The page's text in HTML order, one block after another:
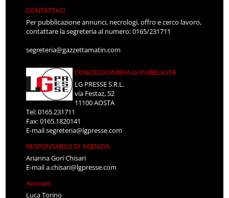
CONTATTACI
Per pubblicazione annunci, necrologi, offro e cerco lavoro,
contattare la segreteria al numero: 0165/231711
segreteria@gazzettamatin.com
CONCESSIONARIA DI PUBBLICITÀ
LG PRESSE S.R.L.
via Festaz, 52
11100 AOSTA
Tel: 0165.231711
Fax: 0165.1820141
E-mailsegreteria@lgpresse.com
RESPONSABILE DI AGENZIA
Arianna Gori Chisari
E-maila.chisari@lgpresse.com
Account
Luca Torino